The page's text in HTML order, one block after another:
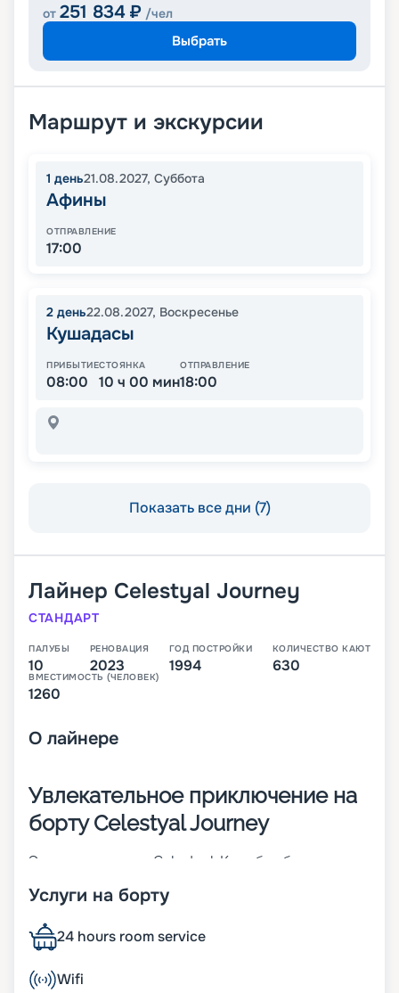
от 251 834 ₽ /чел
Выбрать
Маршрут и экскурсии
1 день21.08.2027, Суббота
Афины
ОТПРАВЛЕНИЕ
17:00
2 день22.08.2027, Воскресенье
Кушадасы
ПРИБЫТИЕ
08:00
СТОЯНКА
10 ч 00 мин
ОТПРАВЛЕНИЕ
18:00
Показать все дни (7)
Лайнер Celestyal Journey
СТАНДАРТ
ПАЛУБЫ
10
РЕНОВАЦИЯ
2023
ГОД ПОСТРОЙКИ
1994
КОЛИЧЕСТВО КАЮТ
630
ВМЕСТИМОСТЬ (ЧЕЛОВЕК)
1260
О лайнере
Увлекательное приключение на
борту Celestyal Journey
Это судно класса Celestyal. Корабль был
2021 году. Корабль рассчитан на 1600 человек,
славится сочетанием традиционной
элегантности и современных удобств. Одним из
его главных преимуществ является удачная
планировка и просторные зоны общественного
Услуги на борту
24 hours room service
Wifi